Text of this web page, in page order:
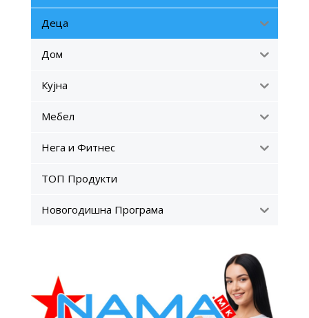
Деца
Дом
Кујна
Мебел
Нега и Фитнес
ТОП Продукти
Новогодишна Програма